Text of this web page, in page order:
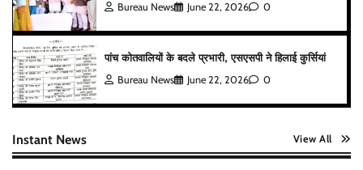
Bureau News June 22, 2026 0
पांच कोतवालियों के बदले प्रभारी, एसएसपी ने हिलाई कुर्सियां
Bureau News June 22, 2026 0
Instant News View All